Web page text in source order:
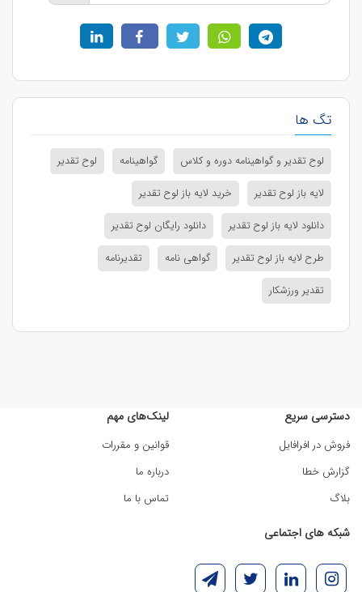
تگ ها
لوح تقدیر و گواهینامه دوره و کلاس گواهینامه
لوح تقدیر
لایه باز لوح تقدیر
خرید لایه باز لوح تقدیر
دانلود لایه باز لوح تقدیر
دانلود رایگان لوح تقدیر
طرح لایه باز لوح تقدیر
گواهی نامه
تقدیرنامه
تقدیر ورزشکار
دسترسی سریع
فروش در افرافایل
گزارش خطا
بلاگ
لینک‌های مهم
قوانین و مقررات
درباره ما
تماس با ما
شبکه های اجتماعی